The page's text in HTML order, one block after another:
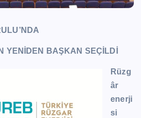
YENİDEN BAŞKAN SEÇİLDİ
Rüzg
âr
enerji
si